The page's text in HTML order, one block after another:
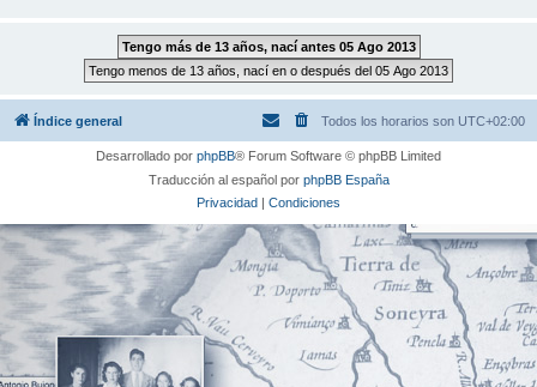
Índice general Todos los horarios son UTC+02:00
Desarrollado por phpBB® Forum Software © phpBB Limited
Traducción al español por phpBB España
Privacidad | Condiciones